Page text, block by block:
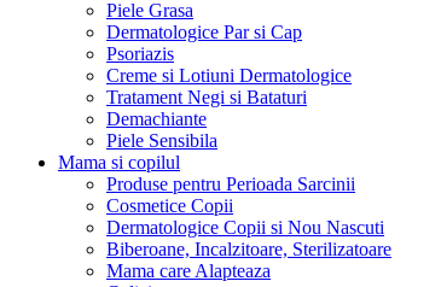
Piele Grasa
Dermatologice Par si Cap
Psoriazis
Creme si Lotiuni Dermatologice
Tratament Negi si Bataturi
Demachiante
Piele Sensibila
Mama si copilul
Produse pentru Perioada Sarcinii
Cosmetice Copii
Dermatologice Copii si Nou Nascuti
Biberoane, Incalzitoare, Sterilizatoare
Mama care Alapteaza